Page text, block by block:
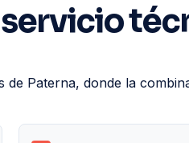
Paterna, donde la